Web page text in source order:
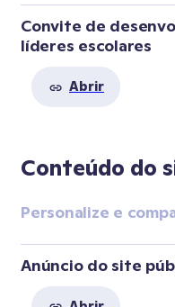
Convite de
líderes escolares
Abrir
Conteúdo do
Personalize e
Anúncio do site